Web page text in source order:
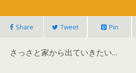
Share Tweet Pin
さっさと家から出ていきたい…